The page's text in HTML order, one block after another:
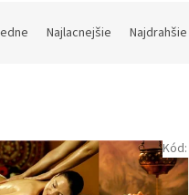
Najlacnejšie Najdrahšie
Kód: